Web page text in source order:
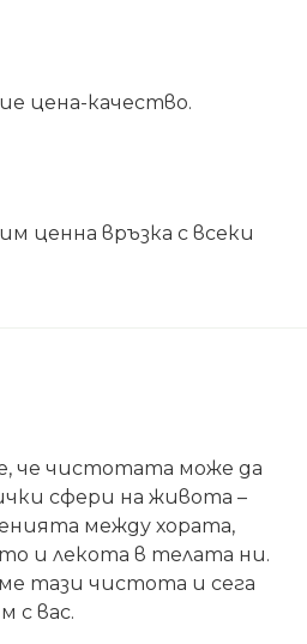
цена-качество.
ценна връзка с всеки
че чистотата може да
сфери на живота –
между хората,
и лекота в телата ни.
тази чистота и сега
с вас.